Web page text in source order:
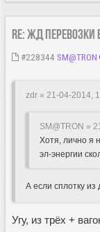
Re: ЖД
#228344 SM@TRON
zdr » 21-04-2014,
SM@TRON »
Хотя, лично я
эл-энергии
А если сплотку из
Угу, из трёх +